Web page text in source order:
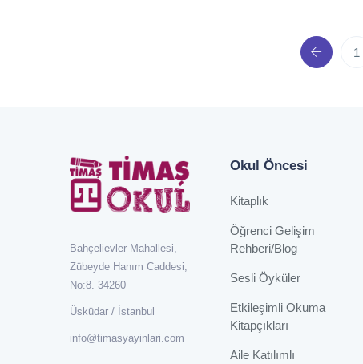
Previous
1
Bahçelievler Mahallesi,
Zübeyde Hanım Caddesi,
No:8. 34260
Üsküdar / İstanbul
info@timasyayinlari.com
Okul Öncesi
Kitaplık
Öğrenci Gelişim
Rehberi/Blog
Sesli Öyküler
Etkileşimli Okuma
Kitapçıkları
Aile Katılımlı